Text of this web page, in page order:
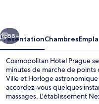
Suivant
58+
PrésentationChambres
Cosmopolitan Hotel Prague
minutes de marche de points
Ville et Horloge
accordez-vous quelques
massages. L'établissement